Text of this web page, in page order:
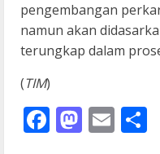
pengembangan
namun akan
terungkap dalam
(TIM)
Facebook